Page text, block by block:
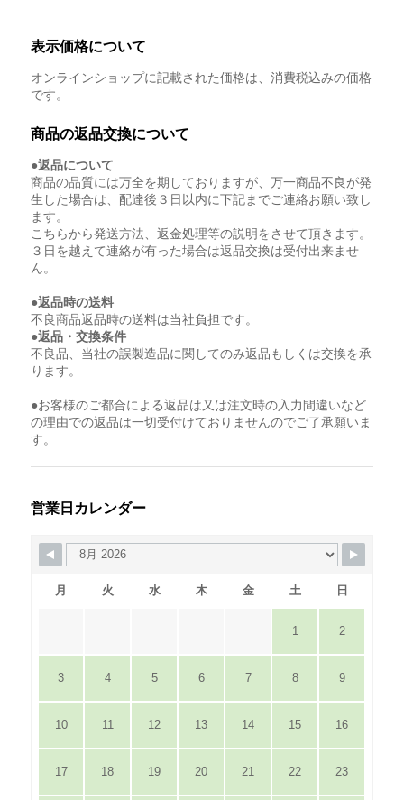
表示価格について
オンラインショップに記載された価格は、消費税込みの価格
です。
商品の返品交換について
●返品について
商品の品質には万全を期しておりますが、万一商品不良が発
生した場合は、配達後３日以内に下記までご連絡お願い致し
ます。
こちらから発送方法、返金処理等の説明をさせて頂きます。
３日を越えて連絡が有った場合は返品交換は受付出来ませ
ん。
●返品時の送料
不良商品返品時の送料は当社負担です。
●返品・交換条件
不良品、当社の誤製造品に関してのみ返品もしくは交換を承
ります。
●お客様のご都合による返品は又は注文時の入力間違いなど
の理由での返品は一切受付けておりませんのでご了承願いま
す。
営業日カレンダー
月 火 水 木 金 土 日
1 2
3 4 5 6 7 8 9
10 11 12 13 14 15 16
17 18 19 20 21 22 23